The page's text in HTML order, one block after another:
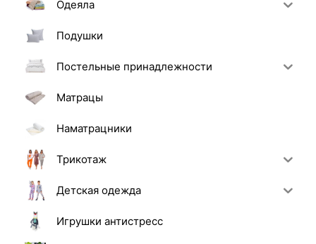
Одеяла
Подушки
Постельные принадлежности
Матрацы
Наматрацники
Трикотаж
Детская одежда
Игрушки антистресс